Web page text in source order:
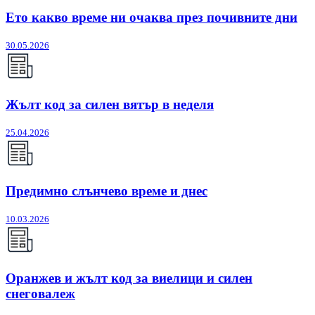
Ето какво време ни очаква през почивните дни
30.05.2026
Жълт код за силен вятър в неделя
25.04.2026
Предимно слънчево време и днес
10.03.2026
Оранжев и жълт код за виелици и силен
снеговалеж